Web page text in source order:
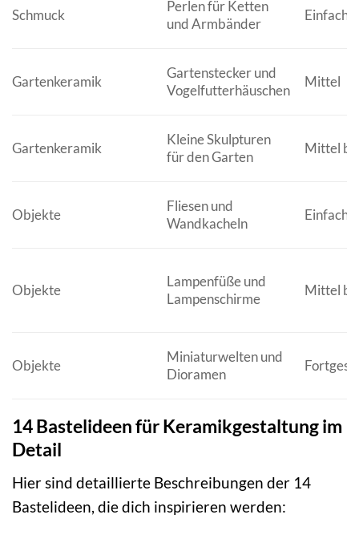
Schmuck
Perlen für Ketten
und Armbänder
Einfach
Gartenkeramik
Gartenstecker und
Vogelfutterhäuschen
Mittel
Gartenkeramik
Kleine Skulpturen
für den Garten
Mittel
Objekte
Fliesen und
Wandkacheln
Einfach
Objekte
Lampenfüße und
Lampenschirme
Mittel
Objekte
Miniaturwelten und
Dioramen
14 Bastelideen für Keramikgestaltung im
Detail
Hier sind detaillierte Beschreibungen der 14
Bastelideen, die dich inspirieren werden: